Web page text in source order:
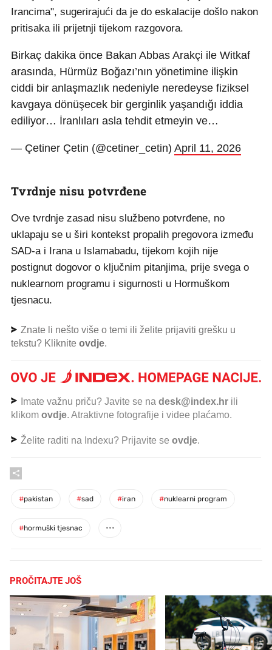
Irancima", sugerirajući da je do eskalacije došlo nakon
pritisaka ili prijetnji tijekom razgovora.
Birkaç dakika önce Bakan Abbas Arakçi ile Witkaf
arasında, Hürmüz Boğazı’nın yönetimine ilişkin
ciddi bir anlaşmazlık nedeniyle neredeyse fiziksel
kavgaya dönüşecek bir gerginlik yaşandığı iddia
ediliyor… İranlıları asla tehdit etmeyin ve…
— Çetiner Çetin (@cetiner_cetin) April 11, 2026
Tvrdnje nisu potvrđene
Ove tvrdnje zasad nisu službeno potvrđene, no
uklapaju se u širi kontekst propalih pregovora između
SAD-a i Irana u Islamabadu, tijekom kojih nije
postignut dogovor o ključnim pitanjima, prije svega o
nuklearnom programu i sigurnosti u Hormuškom
tjesnacu.
Znate li nešto više o temi ili želite prijaviti grešku u
tekstu? Kliknite ovdje.
Imate važnu priču? Javite se na desk@index.hr ili
klikom ovdje. Atraktivne fotografije i videe plaćamo.
Želite raditi na Indexu? Prijavite se ovdje.
#pakistan #sad #iran #nuklearni program
#hormuški tjesnac
PROČITAJTE JOŠ